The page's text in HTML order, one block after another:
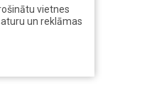
vietnes
un reklāmas